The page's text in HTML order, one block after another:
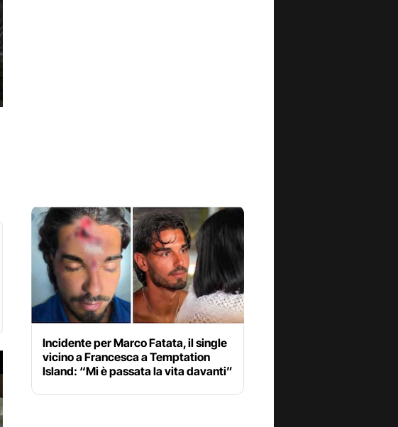
Incidente per Marco Fatata, il single
vicino a Francesca a Temptation
Island: “Mi è passata la vita davanti”